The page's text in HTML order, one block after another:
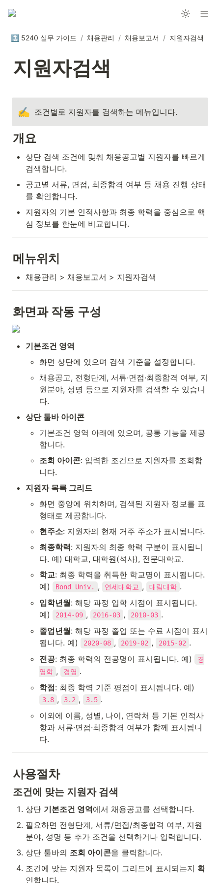
🔝 5240 실무 가이드 / 채용관리 / 채용보고서 / 지원자검색
지원자검색
✍️ 조건별로 지원자를 검색하는 메뉴입니다.
개요
상단 검색 조건에 맞춰 채용공고별 지원자를 빠르게
검색합니다.
공고별 서류, 면접, 최종합격 여부 등 채용 진행 상태
를 확인합니다.
지원자의 기본 인적사항과 최종 학력을 중심으로 핵
심 정보를 한눈에 비교합니다.
메뉴위치
채용관리 > 채용보고서 > 지원자검색
화면과 작동 구성
기본조건 영역
화면 상단에 있으며 검색 기준을 설정합니다.
채용공고, 전형단계, 서류·면접·최종합격 여부, 지
원분야, 성명 등으로 지원자를 검색할 수 있습니
다.
상단 툴바 아이콘
기본조건 영역 아래에 있으며, 공통 기능을 제공
합니다.
조회 아이콘: 입력한 조건으로 지원자를 조회합
니다.
지원자 목록 그리드
화면 중앙에 위치하며, 검색된 지원자 정보를 표
형태로 제공합니다.
현주소: 지원자의 현재 거주 주소가 표시됩니다.
최종학력: 지원자의 최종 학력 구분이 표시됩니
다. 예) 대학교, 대학원(석사), 전문대학교.
학교: 최종 학력을 취득한 학교명이 표시됩니다.
예)
Bond Univ. , 연세대학교 , 대림대학 .
입학년월: 해당 과정 입학 시점이 표시됩니다.
예)
2014-09 , 2016-03 , 2010-03 .
졸업년월: 해당 과정 졸업 또는 수료 시점이 표시
됩니다. 예)
2020-08 , 2019-02 , 2015-02 .
전공: 최종 학력의 전공명이 표시됩니다. 예)
경
영학 , 경영 .
학점
3.8 , 3.2 , 3.5 .
이외에 이름, 성별, 나이, 연락처 등 기본 인적사
항과 서류·면접·최종합격 여부가 함께 표시됩니
다.
사용절차
조건에 맞는 지원자 검색
상단 기본조건 영역에서 채용공고를 선택합니다.
필요하면 전형단계, 서류/면접/최종합격 여부, 지원
분야, 성명 등 추가 조건을 선택하거나 입력합니다.
상단 툴바의 조회 아이콘을 클릭합니다.
조건에 맞는 지원자 목록이 그리드에 표시되는지 확
인합니다.